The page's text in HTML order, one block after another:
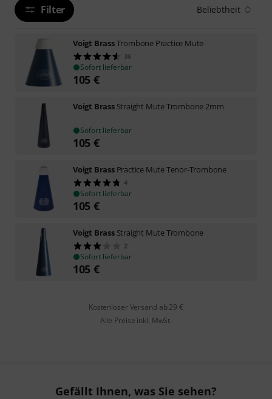
Filter Beliebtheit
Voigt BrassTrombone Practice Mute
36
Sofort lieferbar
105 €
Voigt Brass Straight Mute Trombone 2mm
Sofort lieferbar
105 €
Voigt Brass Practice Mute Tenor-Trombone
4
Sofort lieferbar
105 €
Voigt Brass Straight Mute Trombone
2
Sofort lieferbar
105 €
Kostenloser Versand ab 29 €
Alle Preise inkl. MwSt.
Gefällt Ihnen, was Sie sehen?